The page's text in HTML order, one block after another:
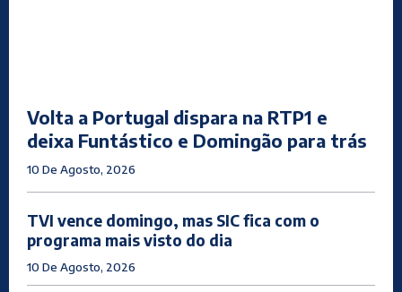
Volta a Portugal dispara na RTP1 e
deixa Funtástico e Domingão para trás
10 De Agosto, 2026
TVI vence domingo, mas SIC fica com o
programa mais visto do dia
10 De Agosto, 2026